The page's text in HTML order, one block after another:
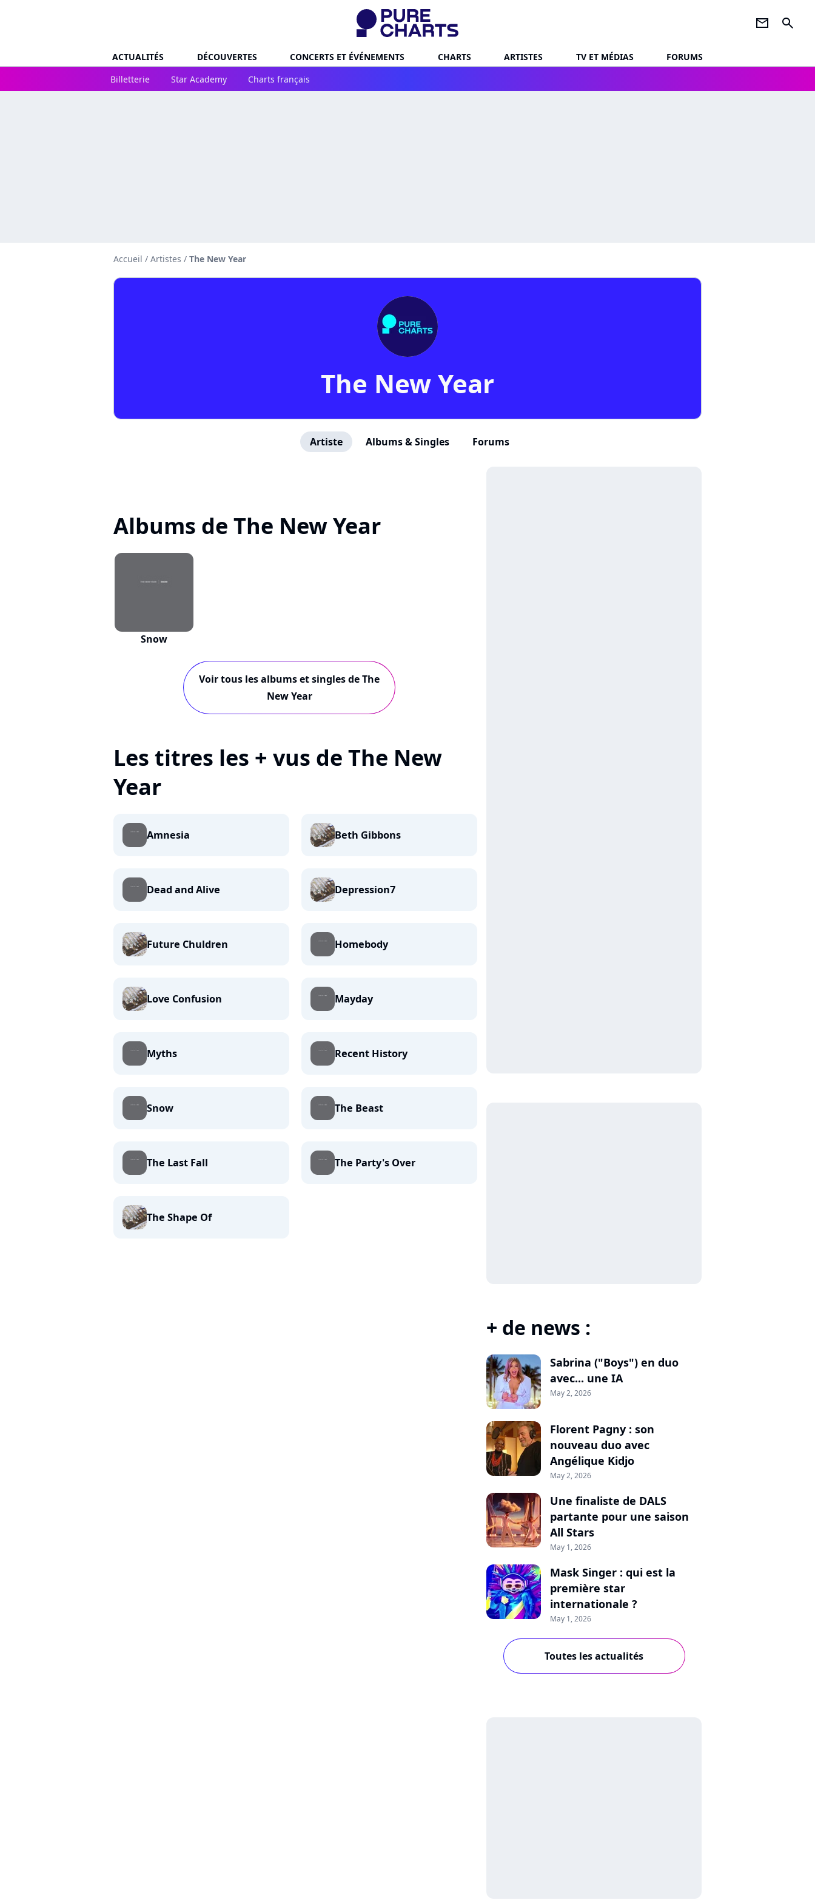
newsletter search
ACTUALITÉS DÉCOUVERTES CONCERTS ET ÉVÉNEMENTS CHARTS ARTISTES TV ET MÉDIAS
FORUMS
Billetterie
Star Academy Charts français
Accueil / Artistes / The New Year
The New Year
Artiste Albums & Singles Forums
Albums de The New Year
Snow
Voir tous les albums et singles de The
New Year
Les titres les + vus de The New
Year
Amnesia Beth Gibbons
Dead and Alive Depression7
Future Chuldren Homebody
Love Confusion Mayday
Myths Recent History
Snow The Beast
The Last Fall The Party's Over
The Shape Of
+ de news :
Sabrina ("Boys") en duo
avec... une IA
May 2, 2026
Florent Pagny : son
nouveau duo avec
Angélique Kidjo
May 2, 2026
Une finaliste de DALS
partante pour une saison
All Stars
May 1, 2026
Mask Singer : qui est la
première star
internationale ?
May 1, 2026
Toutes les actualités